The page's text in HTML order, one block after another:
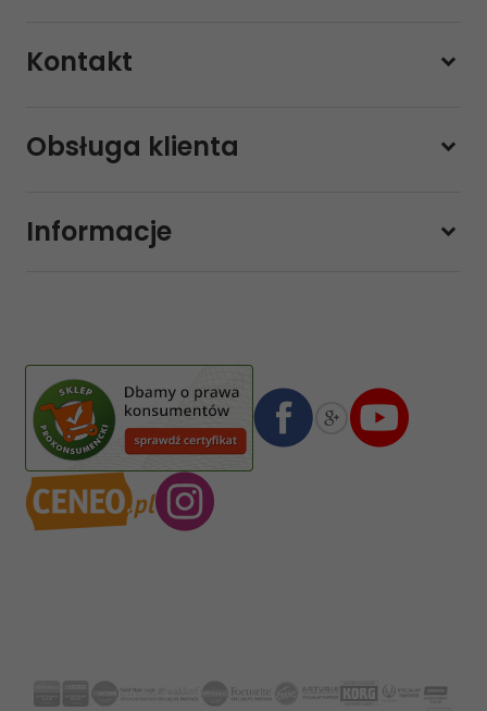
Kontakt
228800000
sklep@sklep-muzyczny.com.pl
08 1140 2004 0000 3102 4903 0792
Obsługa klienta
Informacje